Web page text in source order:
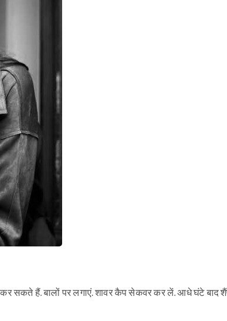
कर सकते हैं. बालों पर लगाएं. शावर कैप सेकवर कर लें. आधे घंटे बाद